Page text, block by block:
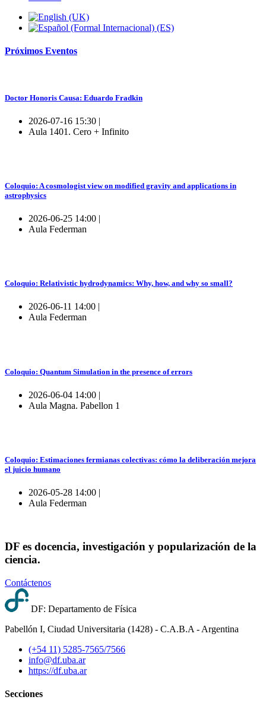
Próximos Eventos
Doctor Honoris Causa: Eduardo Fradkin
2026-07-16 15:30 |
Aula 1401. Cero + Infinito
Coloquio: A cosmologist view on modified gravity and applications in
astrophysics
2026-06-25 14:00 |
Aula Federman
Coloquio: Relativistic hydrodynamics: Why, how, and why so small?
2026-06-11 14:00 |
Aula Federman
Coloquio: Quantum Simulation in the presence of errors
2026-06-04 14:00 |
Aula Magna. Pabellon 1
Coloquio: Estimaciones fermianas colectivas: cómo la deliberación mejora
el juicio humano
2026-05-28 14:00 |
Aula Federman
DF es docencia, investigación y popularización de la
ciencia.
Contáctenos
DF: Departamento de Física
Pabellón I, Ciudad Universitaria (1428) - C.A.B.A - Argentina
(+54 11) 5285-7565/7566
info@df.uba.ar
https://df.uba.ar
Secciones